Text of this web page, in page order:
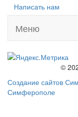
Написать нам
Меню
©
Создание сайтов
Симферополе